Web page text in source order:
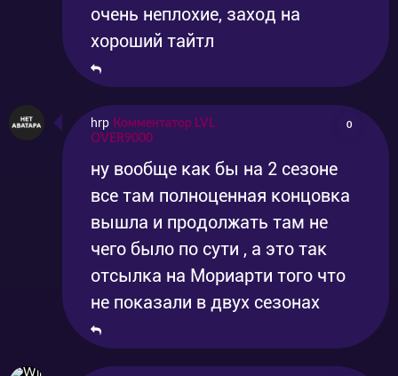
очень неплохие, заход на
хороший тайтл
hrp Комментатор LVL
OVER9000
0
ну вообще как бы на 2 сезоне
все там полноценная концовка
вышла и продолжать там не
чего было по сути , а это так
отсылка на Мориарти того что
не показали в двух сезонах